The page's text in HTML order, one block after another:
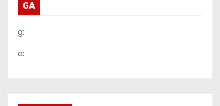
GA
g:
a: